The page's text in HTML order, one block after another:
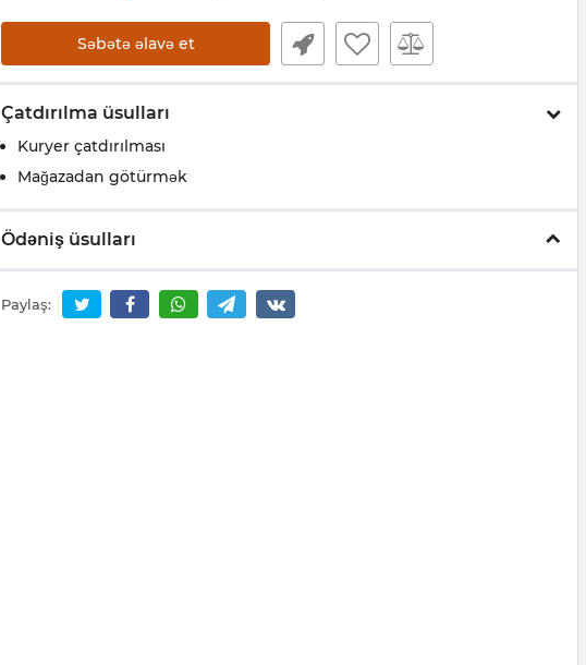
Səbətə əlavə et
Çatdırılma üsulları
Kuryer çatdırılması
Mağazadan götürmək
Ödəniş üsulları
Paylaş: